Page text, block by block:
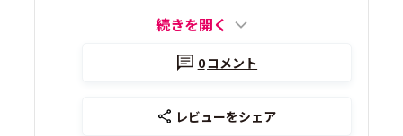
続きを開く
0コメント
レビューをシェア